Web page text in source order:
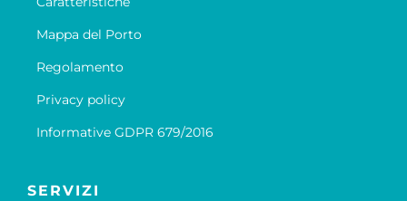
Mappa del Porto
Regolamento
Privacy policy
Informative GDPR 679/2016
SERVIZI